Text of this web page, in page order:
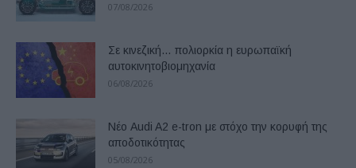
07/08/2026
Σε κινεζική… πολιορκία η ευρωπαϊκή
αυτοκινητοβιομηχανία
06/08/2026
Νέο Audi A2 e-tron με στόχο την κορυφή της
αποδοτικότητας
05/08/2026